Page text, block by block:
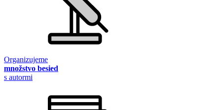
Organizujeme
množstvo besied
s autormi